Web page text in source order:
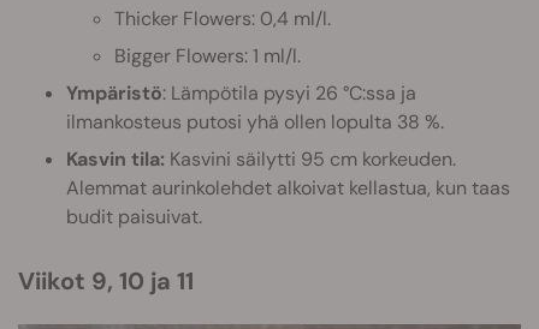
Thicker Flowers: 0,4 ml/l.
Bigger Flowers: 1 ml/l.
Ympäristö: Lämpötila pysyi 26 °C:ssa ja
ilmankosteus putosi yhä ollen lopulta 38 %.
Kasvin tila: Kasvini säilytti 95 cm korkeuden.
Alemmat aurinkolehdet alkoivat kellastua, kun taas
budit paisuivat.
Viikot 9, 10 ja 11